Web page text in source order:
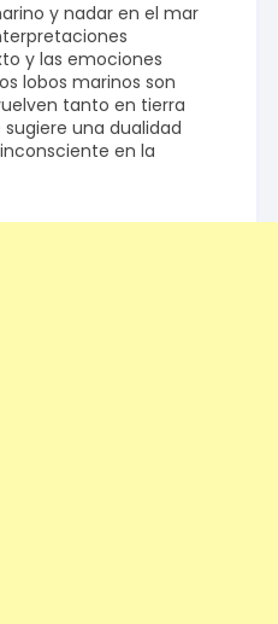
y nadar en el mar
y las emociones
lobos marinos son
tanto en tierra
una dualidad
en la